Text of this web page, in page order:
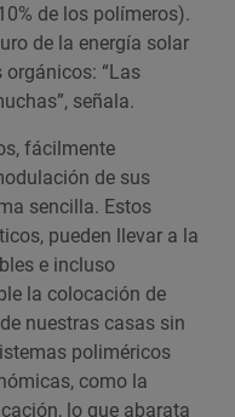
de los polímeros).
de la energía solar
“Las
señala.
fácilmente
de sus
sencilla. Estos
pueden llevar a la
e incluso
la colocación de
nuestras casas sin
poliméricos
como la
lo que abarata